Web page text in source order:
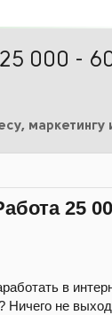
000 -
25
в
Ничего не